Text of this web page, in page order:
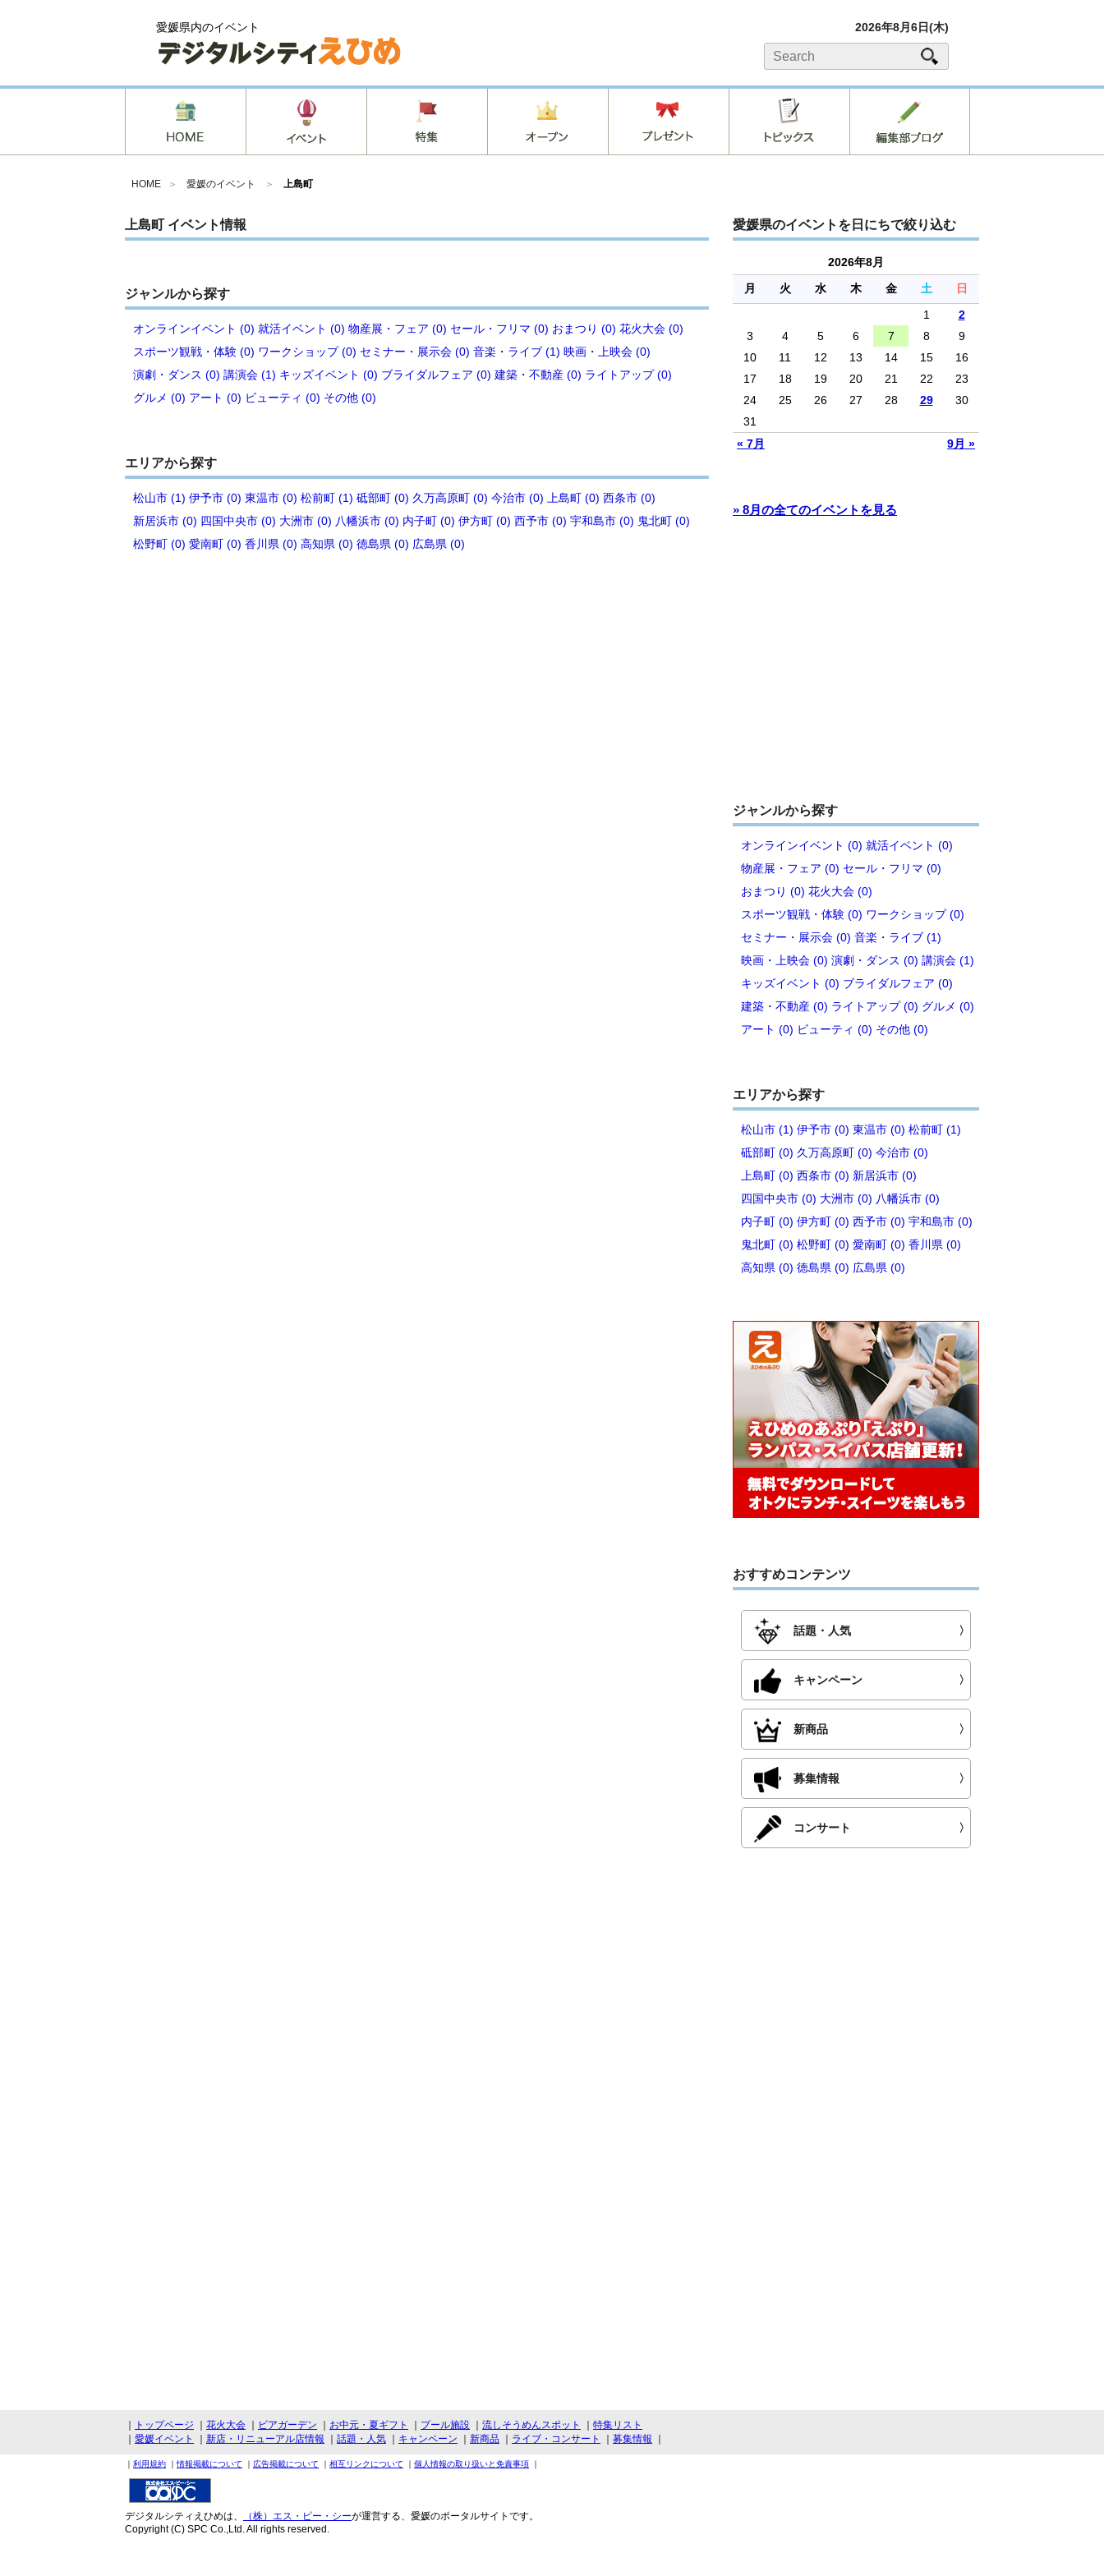
愛媛県内のイベント 2026年8月6日(木)
HOME ＞ 愛媛のイベント ＞ 上島町
上島町 イベント情報
ジャンルから探す
オンラインイベント (0) 就活イベント (0) 物産展・フェア (0) セール・フリマ (0) おまつり (0) 花火大会 (0)
スポーツ観戦・体験 (0) ワークショップ (0) セミナー・展示会 (0) 音楽・ライブ (1) 映画・上映会 (0)
演劇・ダンス (0) 講演会 (1) キッズイベント (0) ブライダルフェア (0) 建築・不動産 (0) ライトアップ (0)
グルメ (0) アート (0) ビューティ (0) その他 (0)
エリアから探す
松山市 (1) 伊予市 (0) 東温市 (0) 松前町 (1) 砥部町 (0) 久万高原町 (0) 今治市 (0) 上島町 (0) 西条市 (0)
新居浜市 (0) 四国中央市 (0) 大洲市 (0) 八幡浜市 (0) 内子町 (0) 伊方町 (0) 西予市 (0) 宇和島市 (0) 鬼北町 (0)
松野町 (0) 愛南町 (0) 香川県 (0) 高知県 (0) 徳島県 (0) 広島県 (0)
愛媛県のイベントを日にちで絞り込む
2026年8月
月
火 水 木 金 土 日
« 7月 9月 »
1
2
3
4 5 6 7 8
9
10
11 12 13 14 15
16
17
18 19 20 21 22
23
24
25 26 27 28 29
30
31
» 8月の全てのイベントを見る
ジャンルから探す
オンラインイベント (0) 就活イベント (0)
物産展・フェア (0) セール・フリマ (0)
おまつり (0) 花火大会 (0)
スポーツ観戦・体験 (0) ワークショップ (0)
セミナー・展示会 (0) 音楽・ライブ (1)
映画・上映会 (0) 演劇・ダンス (0) 講演会 (1)
キッズイベント (0) ブライダルフェア (0)
建築・不動産 (0) ライトアップ (0) グルメ (0)
アート (0) ビューティ (0) その他 (0)
エリアから探す
松山市 (1) 伊予市 (0) 東温市 (0) 松前町 (1)
砥部町 (0) 久万高原町 (0) 今治市 (0)
上島町 (0) 西条市 (0) 新居浜市 (0)
四国中央市 (0) 大洲市 (0) 八幡浜市 (0)
内子町 (0) 伊方町 (0) 西予市 (0) 宇和島市 (0)
鬼北町 (0) 松野町 (0) 愛南町 (0) 香川県 (0)
高知県 (0) 徳島県 (0) 広島県 (0)
おすすめコンテンツ
話題・人気 〉
キャンペーン 〉
新商品 〉
募集情報 〉
コンサート 〉
トップページ 花火大会 ビアガーデン お中元・夏ギフト プール施設 流しそうめんスポット
特集リスト
愛媛イベント 新店・リニューアル店情報 話題・人気 キャンペーン 新商品 ライブ・コンサート 募集情報
｜ 利用規約 ｜ 情報掲載について ｜ 広告掲載について ｜ 相互リンクについて ｜ 個人情報の取り扱いと免責事項 ｜
デジタルシティえひめは、 （株）エス・ピー・シーが運営する、愛媛のポータルサイトです。
Copyright (C) SPC Co.,Ltd. All rights reserved.